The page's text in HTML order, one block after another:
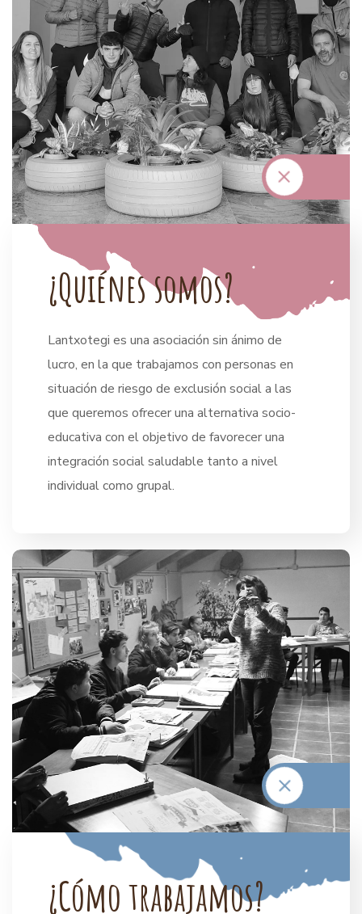
¿Quiénessomos?
Lantxotegi es una asociación sin ánimo de
lucro, en la que trabajamos con personas en
situación de riesgo de exclusión social a las
que queremos ofrecer una alternativa socio-
educativa con el objetivo de favorecer una
integración social saludable tanto a nivel
individual como grupal.
¿Cómotrabajamos?